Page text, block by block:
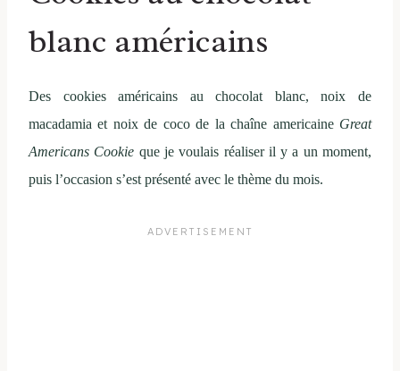
blanc américains
Des cookies américains au chocolat blanc, noix de
macadamia et noix de coco de la chaîne americaine Great
Americans Cookie que je voulais réaliser il y a un moment,
puis l’occasion s’est présenté avec le thème du mois.